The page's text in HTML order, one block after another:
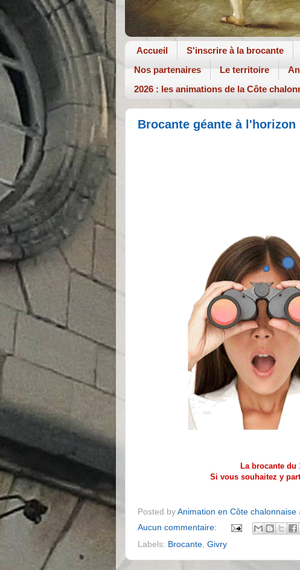
Accueil S'inscrire à la brocante
Nos partenaires
Le territoire
2026 : les animations de la Côte
Brocante géante à
La brocante du
Si vous souhaitez y
Posted by Animation en Côte chalonnaise
Aucun commentaire:
Labels: Brocante Givry